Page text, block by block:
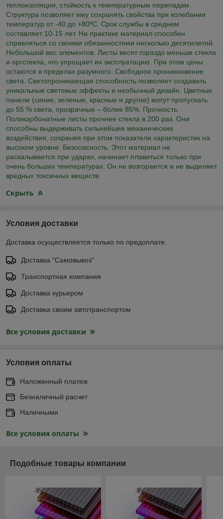
теплоизоляция, стойкость к температурным перепадам.
Структура позволяет ему сохранять свойства при колебании
температур от -40 до +80ºC. Срок службы в среднем
составляет 10-15 лет. На практике материал способен
справляться со своими обязанностями несколько десятилетий.
Небольшой вес элементов. Листы весят гораздо меньше стекла
и оргстекла, что упрощает их эксплуатацию. При этом цены
остаются в пределах разумного. Свободное проникновение
света. Светопроникающая способность позволяет создавать
уникальные световые эффекты и необычный дизайн. Цветные
панели (синие, зеленые, красные и другие) могут пропускать
до 55 % света, прозрачные – более 85%. Прочность.
Поликарбонатные листы прочнее стекла в 200 раз. Они
способны выдерживать сильнейшие механические
воздействия, сохраняя при этом показатели характеристик на
высоком уровне. Безопасность. Этот материал не
раскалывается при ударах, начинает плавиться только при
очень больших температурах. Он не возгорается и не выделяет
вредных токсичных веществ.
Скрыть
Условия доставки
Доставка осуществляется только по предоплате.
Доставка "Самовывоз"
Транспортная компания
Доставка курьером
Доставка своим автотранспортом
Все условия доставки
Условия оплаты
Наложенный платеж
Безналичный расчет
Наличными
Все условия оплаты
Подобные товары компании